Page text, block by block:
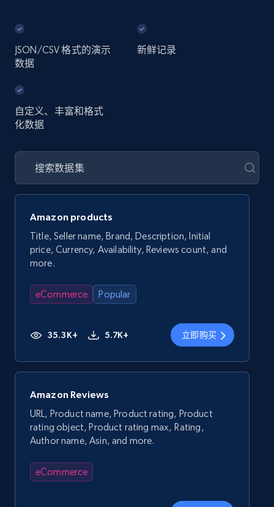
JSON/CSV 格式的演示
数据
新鲜记录
自定义、丰富和格式
化数据
Amazon products
Title, Seller name, Brand, Description, Initial
price, Currency, Availability, Reviews count, and
more.
eCommerce Popular
35.3K+ 5.7K+ 立即购买
Amazon Reviews
URL, Product name, Product rating, Product
rating object, Product rating max, Rating,
Author name, Asin, and more.
eCommerce